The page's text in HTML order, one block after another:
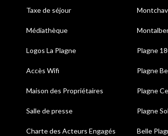
Taxe de séjour
Médiathèque
Logos La Plagne
Accès Wifi
Maison des Propriétaires
Salle de presse
Charte des Acteurs Engagés
Plagne
Plagne
Plagne
Plagne
Belle